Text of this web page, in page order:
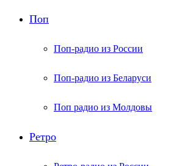
Поп
Поп-радио из России
Поп-радио из Беларуси
Поп радио из Молдовы
Ретро